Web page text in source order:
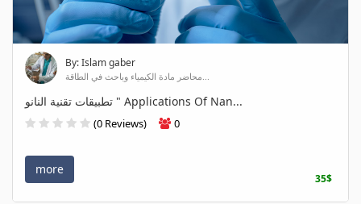
By: Islam gaber
محاضر مادة الكيمياء وباحث في الطاقة...
تطبيقات تقنية النانو " Applications Of Nan...
(0 Reviews) 0
more
35$